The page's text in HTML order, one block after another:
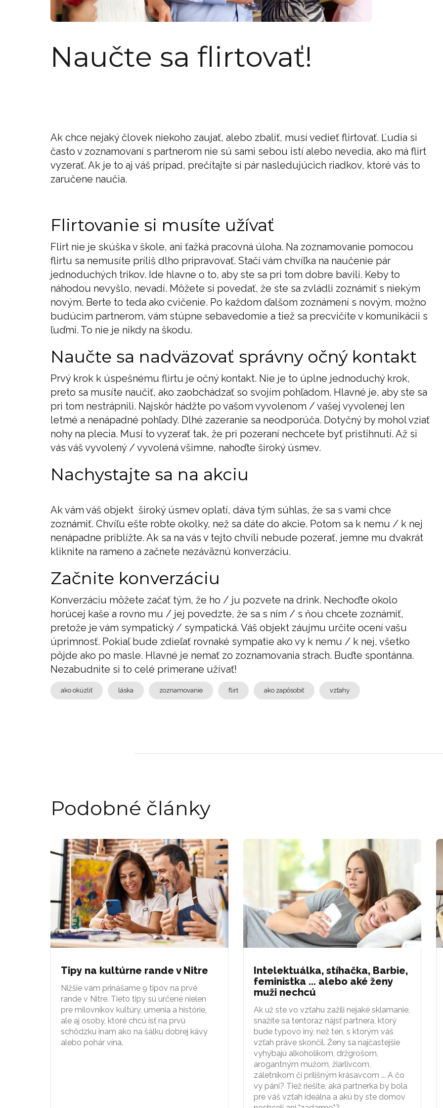
Naučte sa flirtovať!
Ak chce nejaký človek niekoho zaujať, alebo zbaliť, musí vedieť flirtovať. Ľudia si
často v zoznamovaní s partnerom nie sú sami sebou istí alebo nevedia, ako má flirt
vyzerať. Ak je to aj váš prípad, prečítajte si pár nasledujúcich riadkov, ktoré vás to
zaručene naučia.
Flirtovanie si musíte užívať
Flirt nie je skúška v škole, ani ťažká pracovná úloha. Na zoznamovanie pomocou
flirtu sa nemusíte príliš dlho pripravovať. Stačí vám chvíľka na naučenie pár
jednoduchých trikov. Ide hlavne o to, aby ste sa pri tom dobre bavili. Keby to
náhodou nevyšlo, nevadí. Môžete si povedať, že ste sa zvládli zoznámiť s niekým
novým. Berte to teda ako cvičenie. Po každom ďalšom zoznámení s novým, možno
budúcim partnerom, vám stúpne sebavedomie a tiež sa precvičíte v komunikácii s
ľuďmi. To nie je nikdy na škodu.
Naučte sa nadväzovať správny očný kontakt
Prvý krok k úspešnému flirtu je očný kontakt. Nie je to úplne jednoduchý krok,
preto sa musíte naučiť, ako zaobchádzať so svojím pohľadom. Hlavné je, aby ste sa
pri tom nestrápnili. Najskôr hádžte po vašom vyvolenom / vašej vyvolenej len
letmé a nenápadné pohľady. Dlhé zazeranie sa neodporúča. Dotyčný by mohol vziať
nohy na plecia. Musí to vyzerať tak, že pri pozeraní nechcete byť pristihnutí. Až si
vás váš vyvolený / vyvolená všimne, nahoďte široký úsmev.
Nachystajte sa na akciu
Ak vám váš objekt široký úsmev oplatí, dáva tým súhlas, že sa s vami chce
zoznámiť. Chvíľu ešte robte okolky, než sa dáte do akcie. Potom sa k nemu / k nej
nenápadne priblížte. Ak sa na vás v tejto chvíli nebude pozerať, jemne mu dvakrát
kliknite na rameno a začnete nezáväznú konverzáciu.
Začnite konverzáciu
Konverzáciu môžete začať tým, že ho / ju pozvete na drink. Nechoďte okolo
horúcej kaše a rovno mu / jej povedzte, že sa s ním / s ňou chcete zoznámiť,
pretože je vám sympatický / sympatická. Váš objekt záujmu určite ocení vašu
úprimnosť. Pokiaľ bude zdieľať rovnaké sympatie ako vy k nemu / k nej, všetko
pôjde ako po masle. Hlavné je nemať zo zoznamovania strach. Buďte spontánna.
Nezabudnite si to celé primerane užívať!
ako okúzliť láska zoznamovanie flirt ako zapôsobiť vzťahy
Podobné články
Tipy na kultúrne rande v Nitre
Nižšie vám prinášame 9 tipov na prvé
rande v Nitre. Tieto tipy sú určené nielen
pre milovníkov kultúry, umenia a histórie,
ale aj osoby, ktoré chcú ísť na prvú
schôdzku inam ako na šálku dobrej kávy
alebo pohár vína.
Intelektuálka, stíhačka, Barbie,
feministka ... alebo aké ženy
muži nechcú
Ak už ste vo vzťahu zažili nejaké sklamanie,
snažíte sa tentoraz nájsť partnera, ktorý
bude typovo iný, než ten, s ktorým váš
vzťah práve skončil. Ženy sa najčastejšie
vyhýbajú alkoholikom, držgrošom,
arogantným mužom, žiarlivcom,
záletníkom či prílišným krásavcom ... A čo
vy páni? Tiež riešite, aká partnerka by bola
pre váš vzťah ideálna a akú by ste domov